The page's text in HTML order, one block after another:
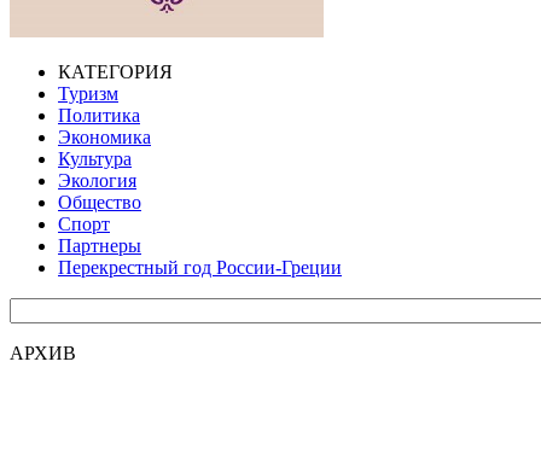
КАТЕГОРИЯ
Туризм
Политика
Экономика
Культура
Экология
Общество
Спорт
Партнеры
Перекрестный год России-Греции
АРХИВ